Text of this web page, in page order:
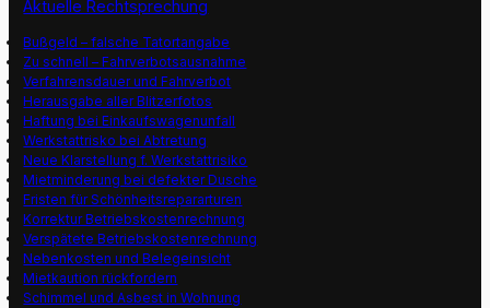
Aktuelle Rechtsprechung
Bußgeld – falsche Tatortangabe
Zu schnell – Fahrverbotsausnahme
Verfahrensdauer und Fahrverbot
Herausgabe aller Blitzerfotos
Haftung bei Einkaufswagenunfall
Werkstattrisko bei Abtretung
Neue Klarstellung f. Werkstattrisiko
Mietminderung bei defekter Dusche
Fristen für Schönheitsrepararturen
Korrektur Betriebskostenrechnung
Verspätete Betriebskostenrechnung
Nebenkosten und Belegeinsicht
Mietkaution rückfordern
Schimmel und Asbest in Wohnung